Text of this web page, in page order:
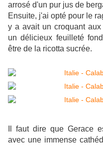
arrosé d'un pur jus de
Ensuite, j'ai opté pour le
y a avait un croquant
un délicieux feuilleté
être de la ricotta sucrée.
Il faut dire que Gerace
avec une immense